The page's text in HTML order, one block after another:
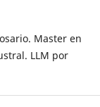
Master en
LLM por